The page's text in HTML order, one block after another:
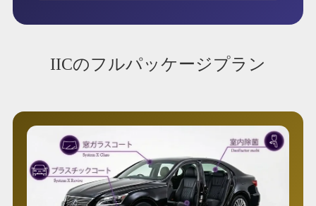
IICのフルパッケージプラン